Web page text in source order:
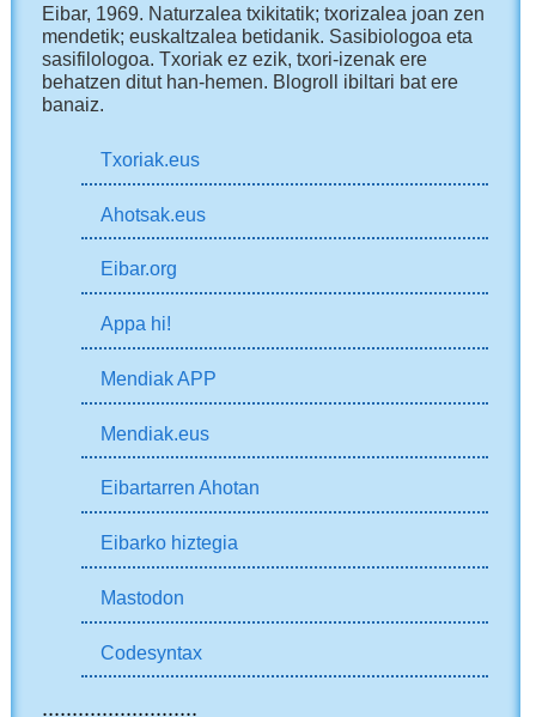
Eibar, 1969. Naturzalea txikitatik; txorizalea joan zen
mendetik; euskaltzalea betidanik. Sasibiologoa eta
sasifilologoa. Txoriak ez ezik, txori-izenak ere
behatzen ditut han-hemen. Blogroll ibiltari bat ere
banaiz.
Txoriak.eus
Ahotsak.eus
Eibar.org
Appa hi!
Mendiak APP
Mendiak.eus
Eibartarren Ahotan
Eibarko hiztegia
Mastodon
Codesyntax
..........................